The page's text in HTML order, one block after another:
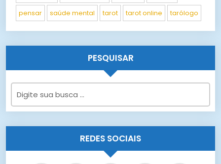
pensar saúde mental tarot tarot online tarólogo
PESQUISAR
REDES SOCIAIS